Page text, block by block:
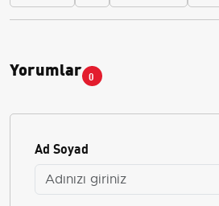
Yorumlar 0
Ad Soyad